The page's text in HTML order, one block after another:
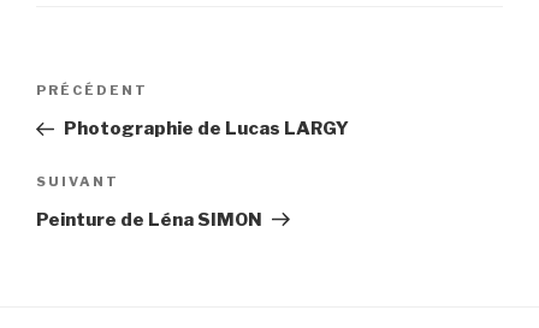
Navigation
l’article
Article
précédent
PRÉCÉDENT
Photographie de Lucas LARGY
Article
suivant
SUIVANT
Peinture de Léna SIMON